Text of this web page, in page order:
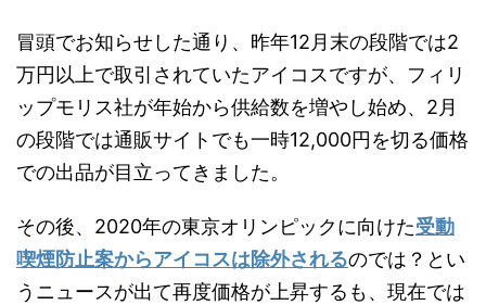
冒頭でお知らせした通り、昨年12月末の段階では2
万円以上で取引されていたアイコスですが、フィリ
ップモリス社が年始から供給数を増やし始め、2月
の段階では通販サイトでも一時12,000円を切る価格
での出品が目立ってきました。
その後、2020年の東京オリンピックに向けた受動
喫煙防止案からアイコスは除外されるのでは？とい
うニュースが出て再度価格が上昇するも、現在では